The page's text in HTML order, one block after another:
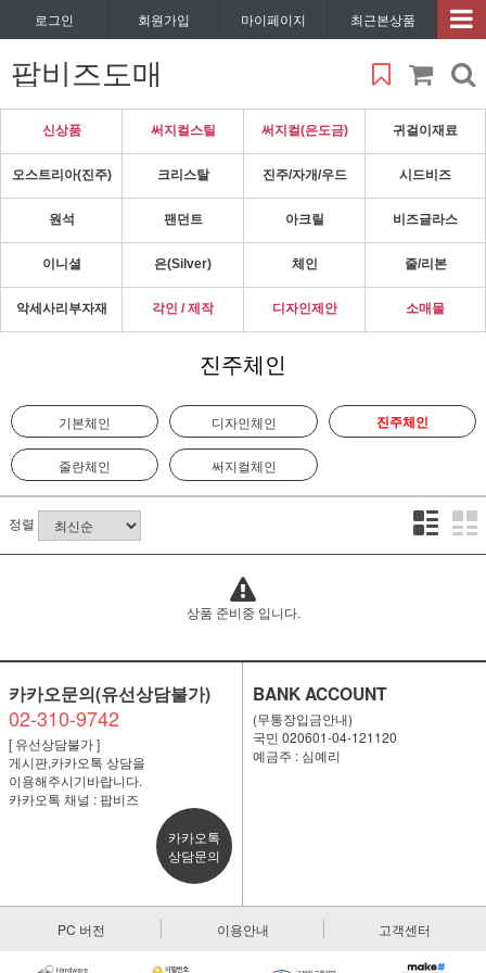
로그인 회원가입 마이페이지 최근본상품
팝비즈도매
신상품 써지컬스틸 써지컬(은도금) 귀걸이재료
오스트리아(진주) 크리스탈 진주/자개/우드 시드비즈
원석 팬던트 아크릴 비즈글라스
이니셜 은(Silver) 체인 줄/리본
악세사리부자재 각인 / 제작 디자인제안 소매몰
진주체인
기본체인 디자인체인 진주체인
줄란체인 써지컬체인
정렬
상품 준비중 입니다.
카카오문의(유선상담불가)
02-310-9742
[ 유선상담불가 ]
게시판,카카오톡 상담을
이용해주시기바랍니다.
카카오톡 채널 : 팝비즈
카카오톡
상담문의
BANK ACCOUNT
(무통장입금안내)
국민 020601-04-121120
예금주 : 심예리
PC 버전 이용안내 고객센터